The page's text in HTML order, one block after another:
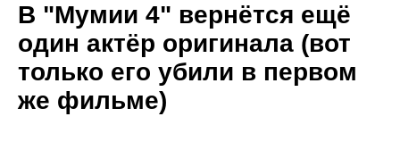
В "Мумии 4" вернётся ещё
один актёр оригинала (вот
только его убили в первом
же фильме)